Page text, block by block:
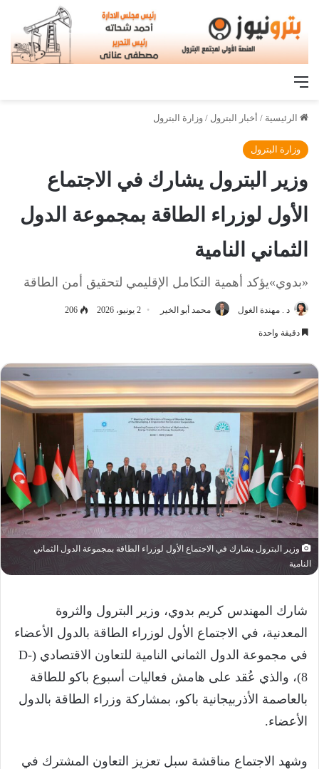
القائمة
الرئيسية / أخبار البترول / وزارة البترول
وزارة البترول
وزير البترول يشارك في الاجتماع
الأول لوزراء الطاقة بمجموعة الدول
الثماني النامية
«بدوي»يؤكد أهمية التكامل الإقليمي لتحقيق أمن الطاقة
د . مهندة الغول محمد أبو الخير 2 يونيو، 2026 206
دقيقة واحدة
وزير البترول يشارك في الاجتماع الأول لوزراء الطاقة بمجموعة الدول الثماني
النامية
شارك المهندس كريم بدوي، وزير البترول والثروة
المعدنية، في الاجتماع الأول لوزراء الطاقة بالدول الأعضاء
في مجموعة الدول الثماني النامية للتعاون الاقتصادي (D-
8)، والذي عُقد على هامش فعاليات أسبوع باكو للطاقة
بالعاصمة الأذربيجانية باكو، بمشاركة وزراء الطاقة بالدول
الأعضاء.
وشهد الاجتماع مناقشة سبل تعزيز التعاون المشترك في